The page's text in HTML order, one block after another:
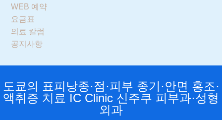
WEB 예약
요금표
의료 칼럼
공지사항
도쿄의 표피낭종·점·피부 종기·안면 홍조·
액취증 치료 IC Clinic 신주쿠 피부과·성형
외과